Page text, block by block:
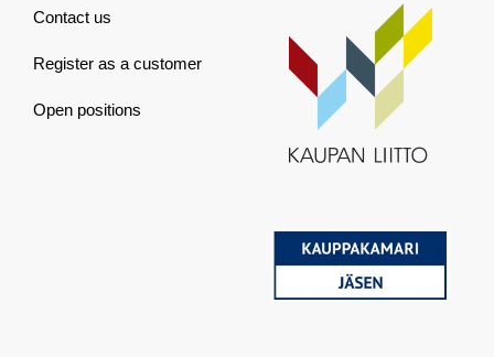
Contact us
Register as a customer
Open positions